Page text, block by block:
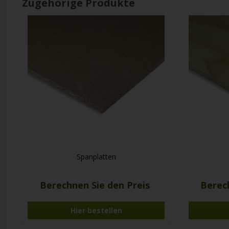
Spanplatten
Berechnen Sie den Preis
Hier bestellen